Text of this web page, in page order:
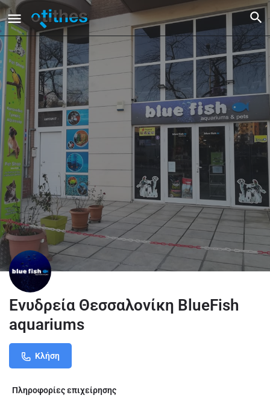
Ενυδρεία Θεσσαλονίκη BlueFish
aquariums
Κλήση
Πληροφορίες επιχείρησης